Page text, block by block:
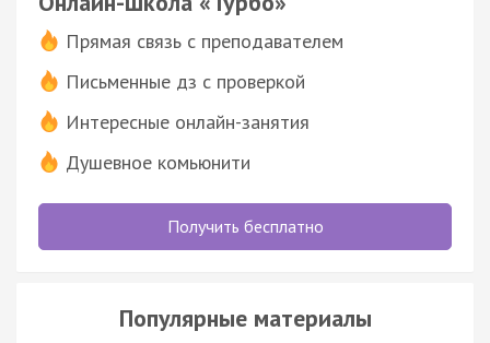
Прямая связь с преподавателем
Письменные дз с проверкой
Интересные онлайн-занятия
Душевное комьюнити
Получить бесплатно
Популярные материалы